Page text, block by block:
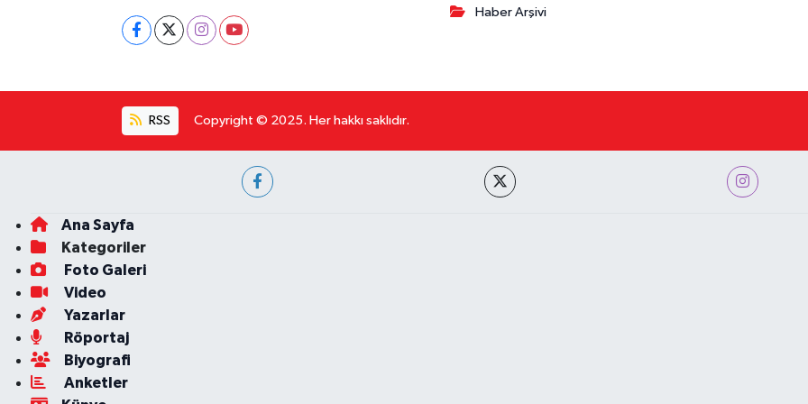
Haber Arşivi
RSS Copyright © 2025. Her hakkı saklıdır.
Ana Sayfa
Kategoriler
Foto Galeri
Video
Yazarlar
Röportaj
Biyografi
Anketler